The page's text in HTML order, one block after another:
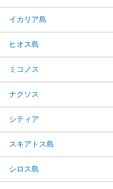
イカリア島
ヒオス島
ミコノス
ナクソス
シティア
スキアトス島
シロス島